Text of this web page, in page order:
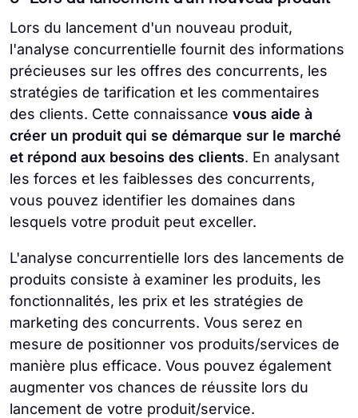
Lors du lancement d'un nouveau produit,
l'analyse concurrentielle fournit des informations
précieuses sur les offres des concurrents, les
stratégies de tarification et les commentaires
des clients. Cette connaissance vous aide à
créer un produit qui se démarque sur le marché
et répond aux besoins des clients. En analysant
les forces et les faiblesses des concurrents,
vous pouvez identifier les domaines dans
lesquels votre produit peut exceller.
L'analyse concurrentielle lors des lancements de
produits consiste à examiner les produits, les
fonctionnalités, les prix et les stratégies de
marketing des concurrents. Vous serez en
mesure de positionner vos produits/services de
manière plus efficace. Vous pouvez également
augmenter vos chances de réussite lors du
lancement de votre produit/service.